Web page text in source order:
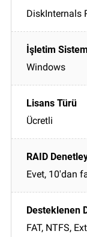
DiskInternals
Windows
Ücretli
Evet, 10'dan
FAT, NTFS,